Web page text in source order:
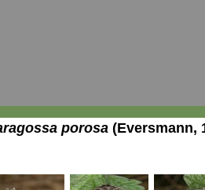
porosa (Eversmann,